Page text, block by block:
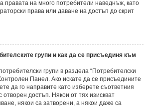
правата на много потребители наведнъж, като
права или даване на достъп до скрит
групи и как да се присъединя към
групи в раздела “Потребителски
Панел. Ако искате да се присъедините
да го направите като изберете съответния
отворен достъп. Някои от тях изискват
някои са затворени, а някои даже са